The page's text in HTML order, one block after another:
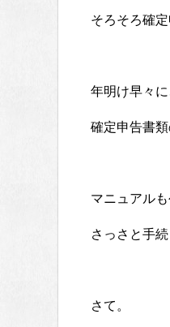
そろそろ確定
年明け早々
確定申告書
マニュアル
さっさと手
さて。